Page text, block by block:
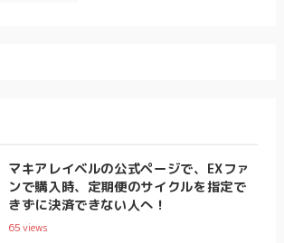
マキアレイベルの公式ページで、EXファ
ンで購入時、定期便のサイクルを指定で
きずに決済できない人へ！
65views